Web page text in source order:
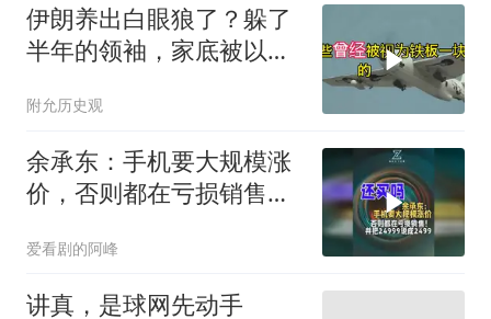
伊朗养出白眼狼了？躲了
半年的领袖，家底被以色
附允历史观
余承东：手机要大规模涨
价，否则都在亏损销售！
爱看剧的阿峰
讲真，是球网先动手